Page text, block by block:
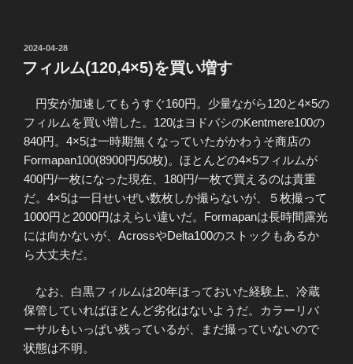
投
稿
日:
2024-04-28
フィルム(120,4×5)を買い増す
円安が加速してもうすぐ160円。少量ながら120と4×5の
フィルムを買い増した。120はヨドバシのKentmere100の
840円。4×5は一時期無くなっていたがかわうそ商店の
Formapan100(8900円/50枚)。ほとんどの4×5フィルムが
400円/一枚になった現在、180円/一枚で買えるのは貴重
だ。4×5は一日せいぜい数枚しか撮らないが、５枚撮って
1000円と2000円はえらい違いだ。Formapanは長時間露光
には向かないが、AcrossやDelta100のストックもあるか
ら大丈夫だ。
なお、白黒フィルムは20年ほっておいた経験上、冷蔵
保管していればほとんど劣化はないようだ。カラーリバ
ーサルもいっぱい残っているが、まだ撮っていないので
状態は不明。